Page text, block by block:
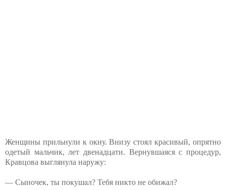
Женщины прильнули к окну. Внизу стоял красивый, опрятно
одетый мальчик, лет двенадцати. Вернувшаяся с процедур,
Кравцова выглянула наружу:
— Сыночек, ты покушал? Тебя никто не обижал?